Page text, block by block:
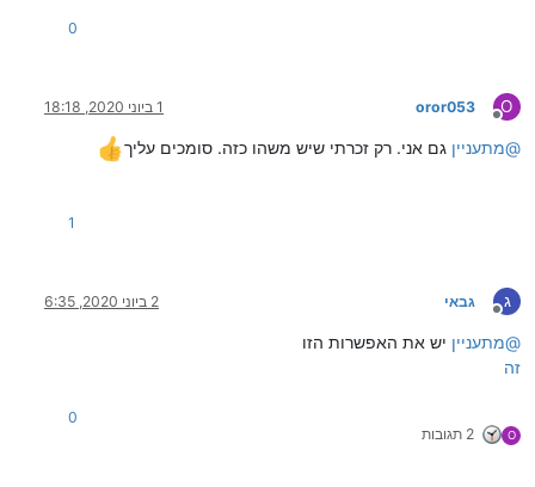
0
O
מנותק
oror053 1 ביוני 2020, 18:18
@מתעניין גם אני. רק זכרתי שיש משהו כזה. סומכים עליך
1
ג
מנותק
גבאי 2 ביוני 2020, 6:35
@מתעניין יש את האפשרות הזו
זה
O 2 תגובות
0